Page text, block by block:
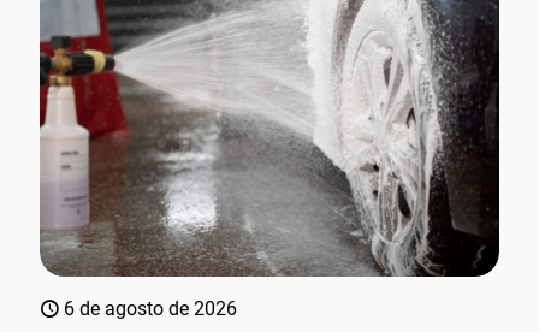
6 de agosto de 2026